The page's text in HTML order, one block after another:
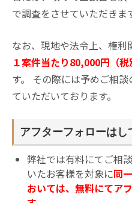
で調査をさせていただきま
なお、現地や法令上、権
１案件当たり80,000円（税
す。 その際には予めご相
ていただいております。
アフターフォローはし
弊社では有料にてご相
いたお客様を対象に同
おいては、無料にてア